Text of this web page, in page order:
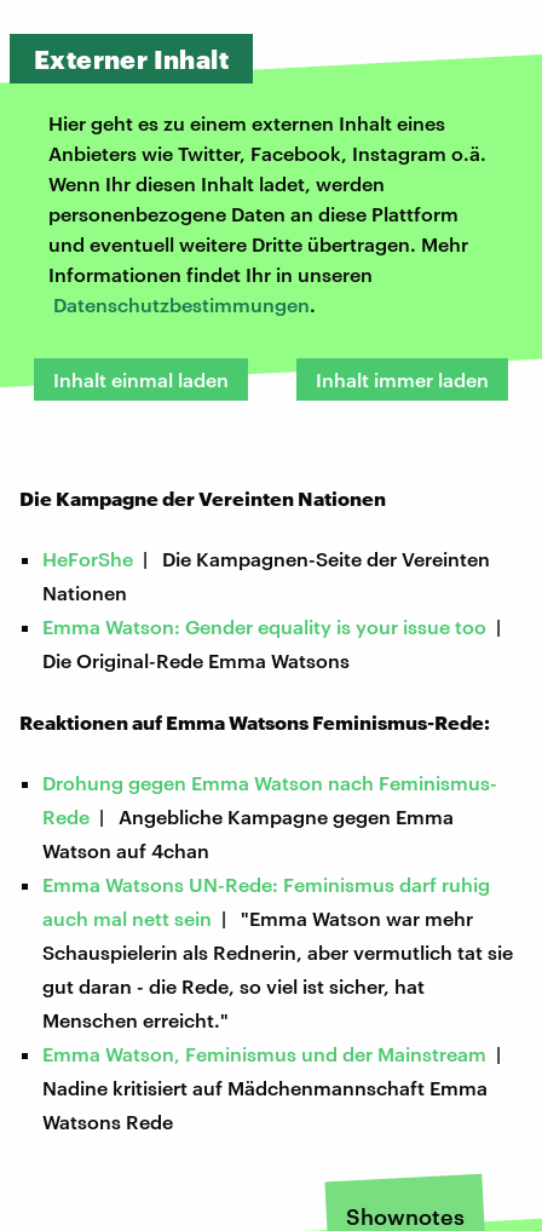
Externer Inhalt
Hier geht es zu einem externen Inhalt eines
Anbieters wie Twitter, Facebook, Instagram o.ä.
Wenn Ihr diesen Inhalt ladet, werden
personenbezogene Daten an diese Plattform
und eventuell weitere Dritte übertragen. Mehr
Informationen findet Ihr in unseren
Datenschutzbestimmungen.
Inhalt einmal laden Inhalt immer laden
Die Kampagne der Vereinten Nationen
HeForShe | Die Kampagnen-Seite der Vereinten
Nationen
Emma Watson: Gender equality is your issue too |
Die Original-Rede Emma Watsons
Reaktionen auf Emma Watsons Feminismus-Rede:
Drohung gegen Emma Watson nach Feminismus-
Rede | Angebliche Kampagne gegen Emma
Watson auf 4chan
Emma Watsons UN-Rede: Feminismus darf ruhig
auch mal nett sein | "Emma Watson war mehr
Schauspielerin als Rednerin, aber vermutlich tat sie
gut daran - die Rede, so viel ist sicher, hat
Menschen erreicht."
Emma Watson, Feminismus und der Mainstream |
Nadine kritisiert auf Mädchenmannschaft Emma
Watsons Rede
Shownotes